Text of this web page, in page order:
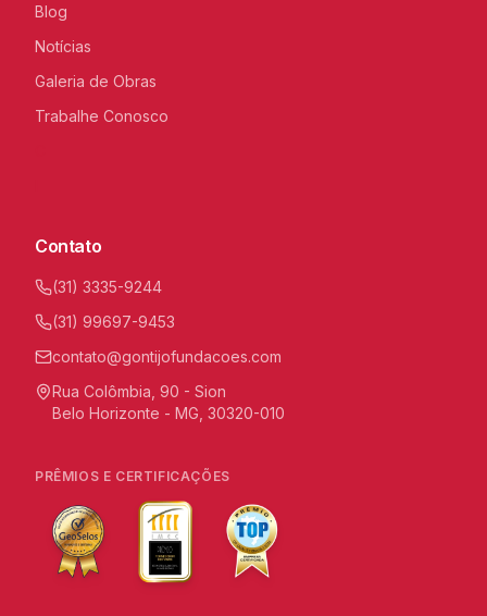
Blog
Notícias
Galeria de Obras
Trabalhe Conosco
Contato
(31) 3335-9244
(31) 99697-9453
contato@gontijofundacoes.com
Rua Colômbia, 90 - Sion
Belo Horizonte - MG, 30320-010
PRÊMIOS E CERTIFICAÇÕES